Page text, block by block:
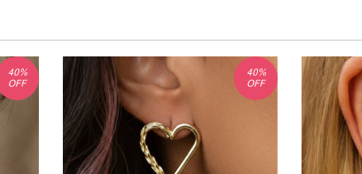
40%
OFF
40%
OFF